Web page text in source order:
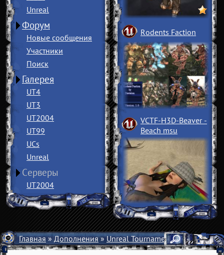
Unreal
Форум
Новые сообщения
Участники
Поиск
Галерея
UT4
UT3
UT2004
UT99
UCs
Unreal
Серверы
UT2004
Rodents Faction
VCTF-H3D-Beaver ­
Beach msu
Главная»Дополнения»Unreal Tournament 2004»Моды